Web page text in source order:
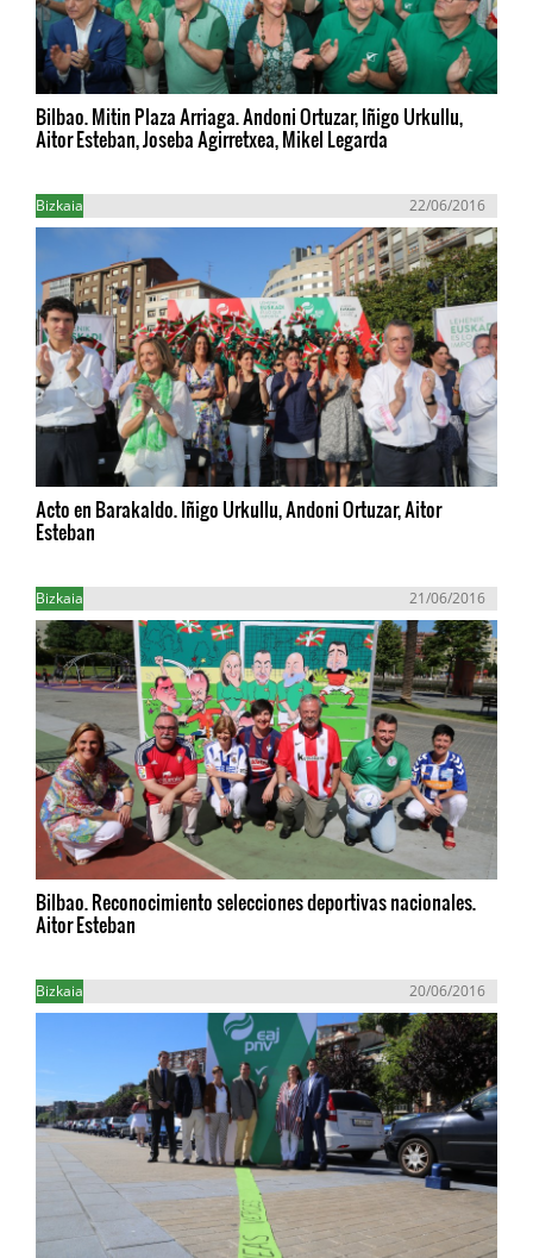
Bilbao. Mitin Plaza Arriaga. Andoni Ortuzar, Iñigo Urkullu,
Aitor Esteban, Joseba Agirretxea, Mikel Legarda
Bizkaia 22/06/2016
Acto en Barakaldo. Iñigo Urkullu, Andoni Ortuzar, Aitor
Esteban
Bizkaia 21/06/2016
Bilbao. Reconocimiento selecciones deportivas nacionales.
Aitor Esteban
Bizkaia 20/06/2016